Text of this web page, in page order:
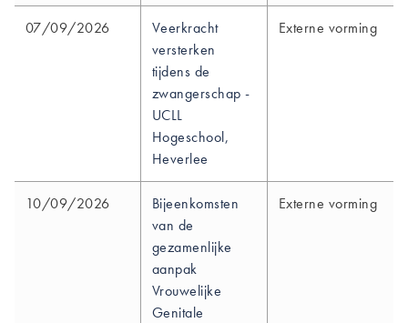
07/09/2026
Veerkracht
versterken
tijdens de
zwangerschap -
UCLL
Hogeschool,
Heverlee
Externe vorming
10/09/2026
Bijeenkomsten
van de
gezamenlijke
aanpak
Vrouwelijke
Genitale
Externe vorming